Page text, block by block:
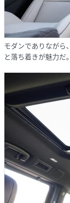
モダンでありながら
と落ち着きが魅力だ。